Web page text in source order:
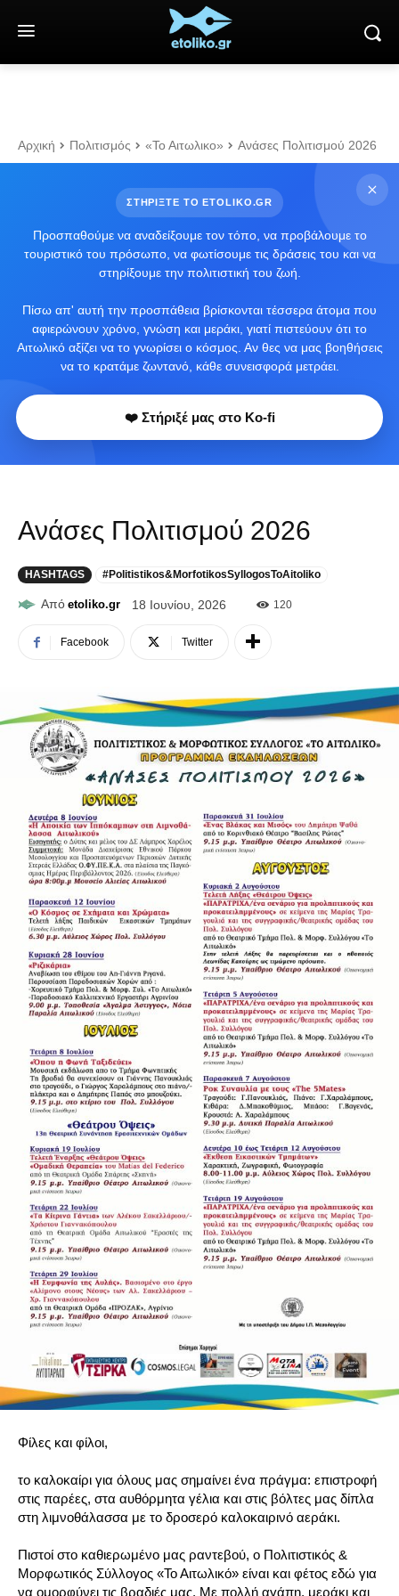
Αρχική Πολιτισμός «Το Αιτωλικο» Ανάσες Πολιτισμού 2026
ΣΤΗΡΙΞΤΕ ΤΟ ETOLIKO.GR
Προσπαθούμε να αναδείξουμε τον τόπο, να προβάλουμε το
τουριστικό του πρόσωπο, να φωτίσουμε τις δράσεις του και να
στηρίξουμε την πολιτιστική του ζωή.
Πίσω απ' αυτή την προσπάθεια βρίσκονται τέσσερα άτομα που
αφιερώνουν χρόνο, γνώση και μεράκι, γιατί πιστεύουν ότι το
Αιτωλικό αξίζει να το γνωρίσει ο κόσμος. Αν θες να μας βοηθήσεις
να το κρατάμε ζωντανό, κάθε συνεισφορά μετράει.
❤️ Στήριξέ μας στο Ko-fi
Ανάσες Πολιτισμού 2026
HASHTAGS #Politistikos&MorfotikosSyllogosToAitoliko
Από etoliko.gr 18 Ιουνίου, 2026 120
Facebook Twitter
Φίλες και φίλοι,
το καλοκαίρι για όλους μας σημαίνει ένα πράγμα: επιστροφή
στις παρέες, στα αυθόρμητα γέλια και στις βόλτες μας δίπλα
στη λιμνοθάλασσα με το δροσερό καλοκαιρινό αεράκι.
Πιστοί στο καθιερωμένο μας ραντεβού, ο Πολιτιστικός &
Μορφωτικός Σύλλογος «Το Αιτωλικό» είναι και φέτος εδώ για
να ομορφύνει τις βραδιές μας. Με πολλή αγάπη, μεράκι και